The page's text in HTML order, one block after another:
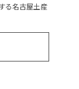
る名古屋土産